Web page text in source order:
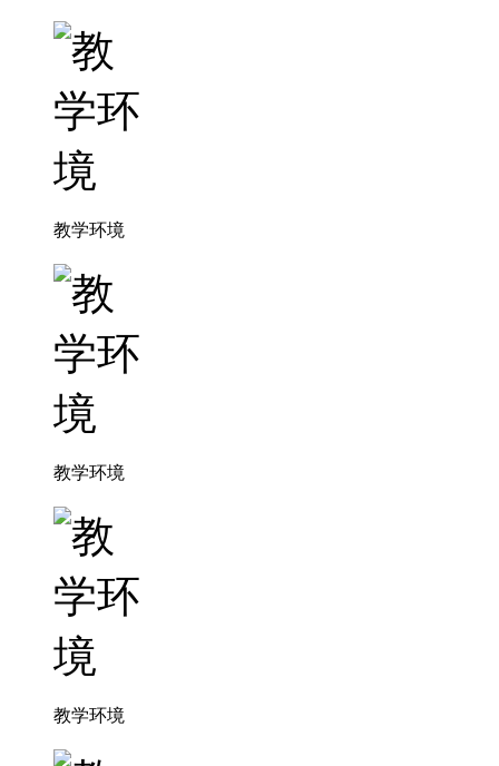
教学环境
教学环境
教学环境